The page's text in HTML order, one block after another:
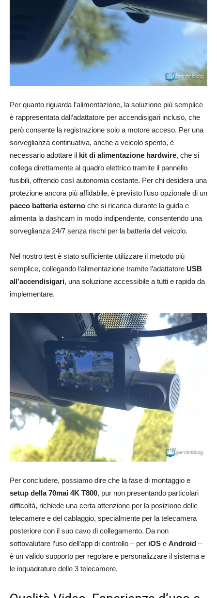
Per quanto riguarda l’alimentazione, la soluzione più semplice
è rappresentata dall’adattatore per accendisigari incluso, che
però consente la registrazione solo a motore acceso. Per una
sorveglianza continuativa, anche a veicolo spento, è
necessario adottare il kit di alimentazione hardwire, che si
collega direttamente al quadro elettrico tramite il pannello
fusibili, offrendo così autonomia costante. Per chi desidera una
protezione ancora più affidabile, è previsto l’uso opzionale di un
pacco batteria esterno che si ricarica durante la guida e
alimenta la dashcam in modo indipendente, consentendo una
sorveglianza 24/7 senza rischi per la batteria del veicolo.
Nel nostro test è stato sufficiente utilizzare il metodo più
semplice, collegando l’alimentazione tramite l’adattatore USB
all’accendisigari, una soluzione accessibile a tutti e rapida da
implementare.
Per concludere, possiamo dire che la fase di montaggio e
setup della 70mai 4K T800, pur non presentando particolari
difficoltà, richiede una certa attenzione per la posizione delle
telecamere e del cablaggio, specialmente per la telecamera
posteriore con il suo cavo di collegamento. Da non
sottovalutare l’uso dell’app di controllo – per iOS e Android –
è un valido supporto per regolare e personalizzare il sistema e
le inquadrature delle 3 telecamere.